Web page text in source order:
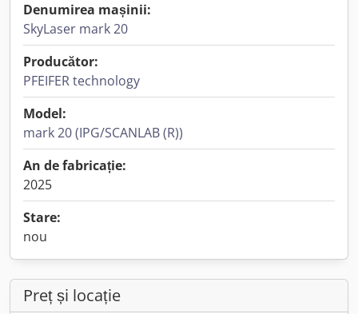
Denumirea mașinii:
SkyLaser mark 20
Producător:
PFEIFER technology
Model:
mark 20 (IPG/SCANLAB (R))
An de fabricație:
2025
Stare:
nou
Preț și locație